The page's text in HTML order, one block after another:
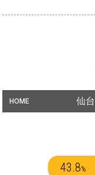
HOME 仙台
43.8%